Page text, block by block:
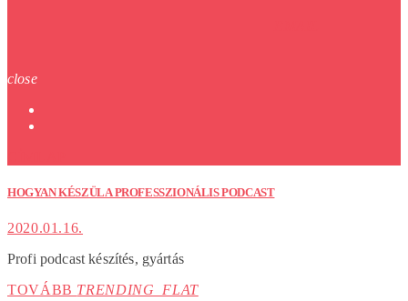
close
HOGYAN KÉSZÜL A PROFESSZIONÁLIS PODCAST
2020.01.16.
Profi podcast készítés, gyártás
TOVÁBB TRENDING_FLAT